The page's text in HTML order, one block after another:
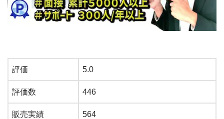
評価 5.0
評価数 446
販売実績 564